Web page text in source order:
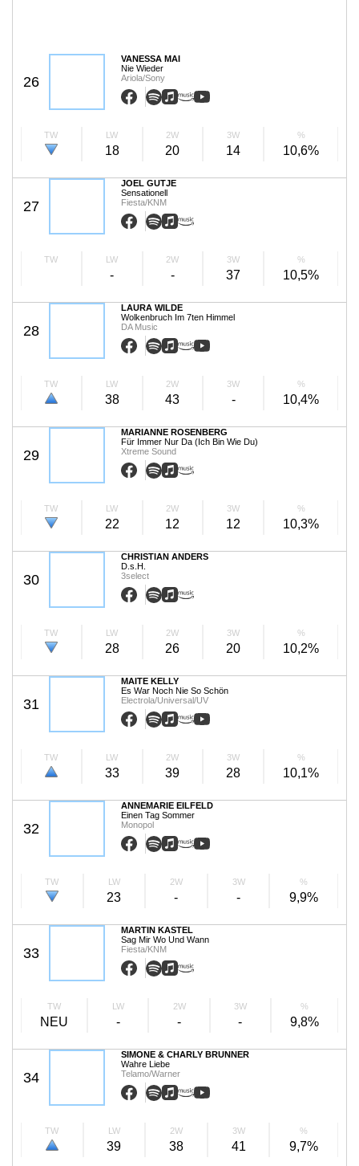
26
VANESSA MAI
Nie Wieder
Ariola/Sony
TW LW
18
2W
20
3W
14
%
10,6%
27
JOEL GUTJE
Sensationell
Fiesta/KNM
TW LW
-
2W
-
3W
37
%
10,5%
28
LAURA WILDE
Wolkenbruch Im 7ten Himmel
DA Music
TW LW
38
2W
43
3W
-
%
10,4%
29
MARIANNE ROSENBERG
Für Immer Nur Da (Ich Bin Wie Du)
Xtreme Sound
TW LW
22
2W
12
3W
12
%
10,3%
30
CHRISTIAN ANDERS
D.s.H.
3select
TW LW
28
2W
26
3W
20
%
10,2%
31
MAITE KELLY
Es War Noch Nie So Schön
Electrola/Universal/UV
TW LW
33
2W
39
3W
28
%
10,1%
32
ANNEMARIE EILFELD
Einen Tag Sommer
Monopol
TW LW
23
2W
-
3W
-
%
9,9%
33
MARTIN KASTEL
Sag Mir Wo Und Wann
Fiesta/KNM
TW
NEU
LW
-
2W
-
3W
-
%
9,8%
34
SIMONE & CHARLY BRUNNER
Wahre Liebe
Telamo/Warner
TW LW
39
2W
38
3W
41
%
9,7%